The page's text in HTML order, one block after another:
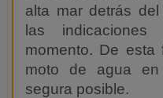
alta mar detrás
las
momento. De esta
moto de agua
segura posible.